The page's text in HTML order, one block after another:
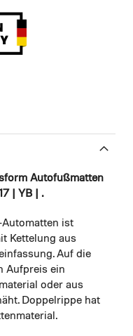
Autofußmatten
| YB | .
ist
Kettelung aus
Auf die
Aufpreis ein
oder aus
Doppelrippe hat